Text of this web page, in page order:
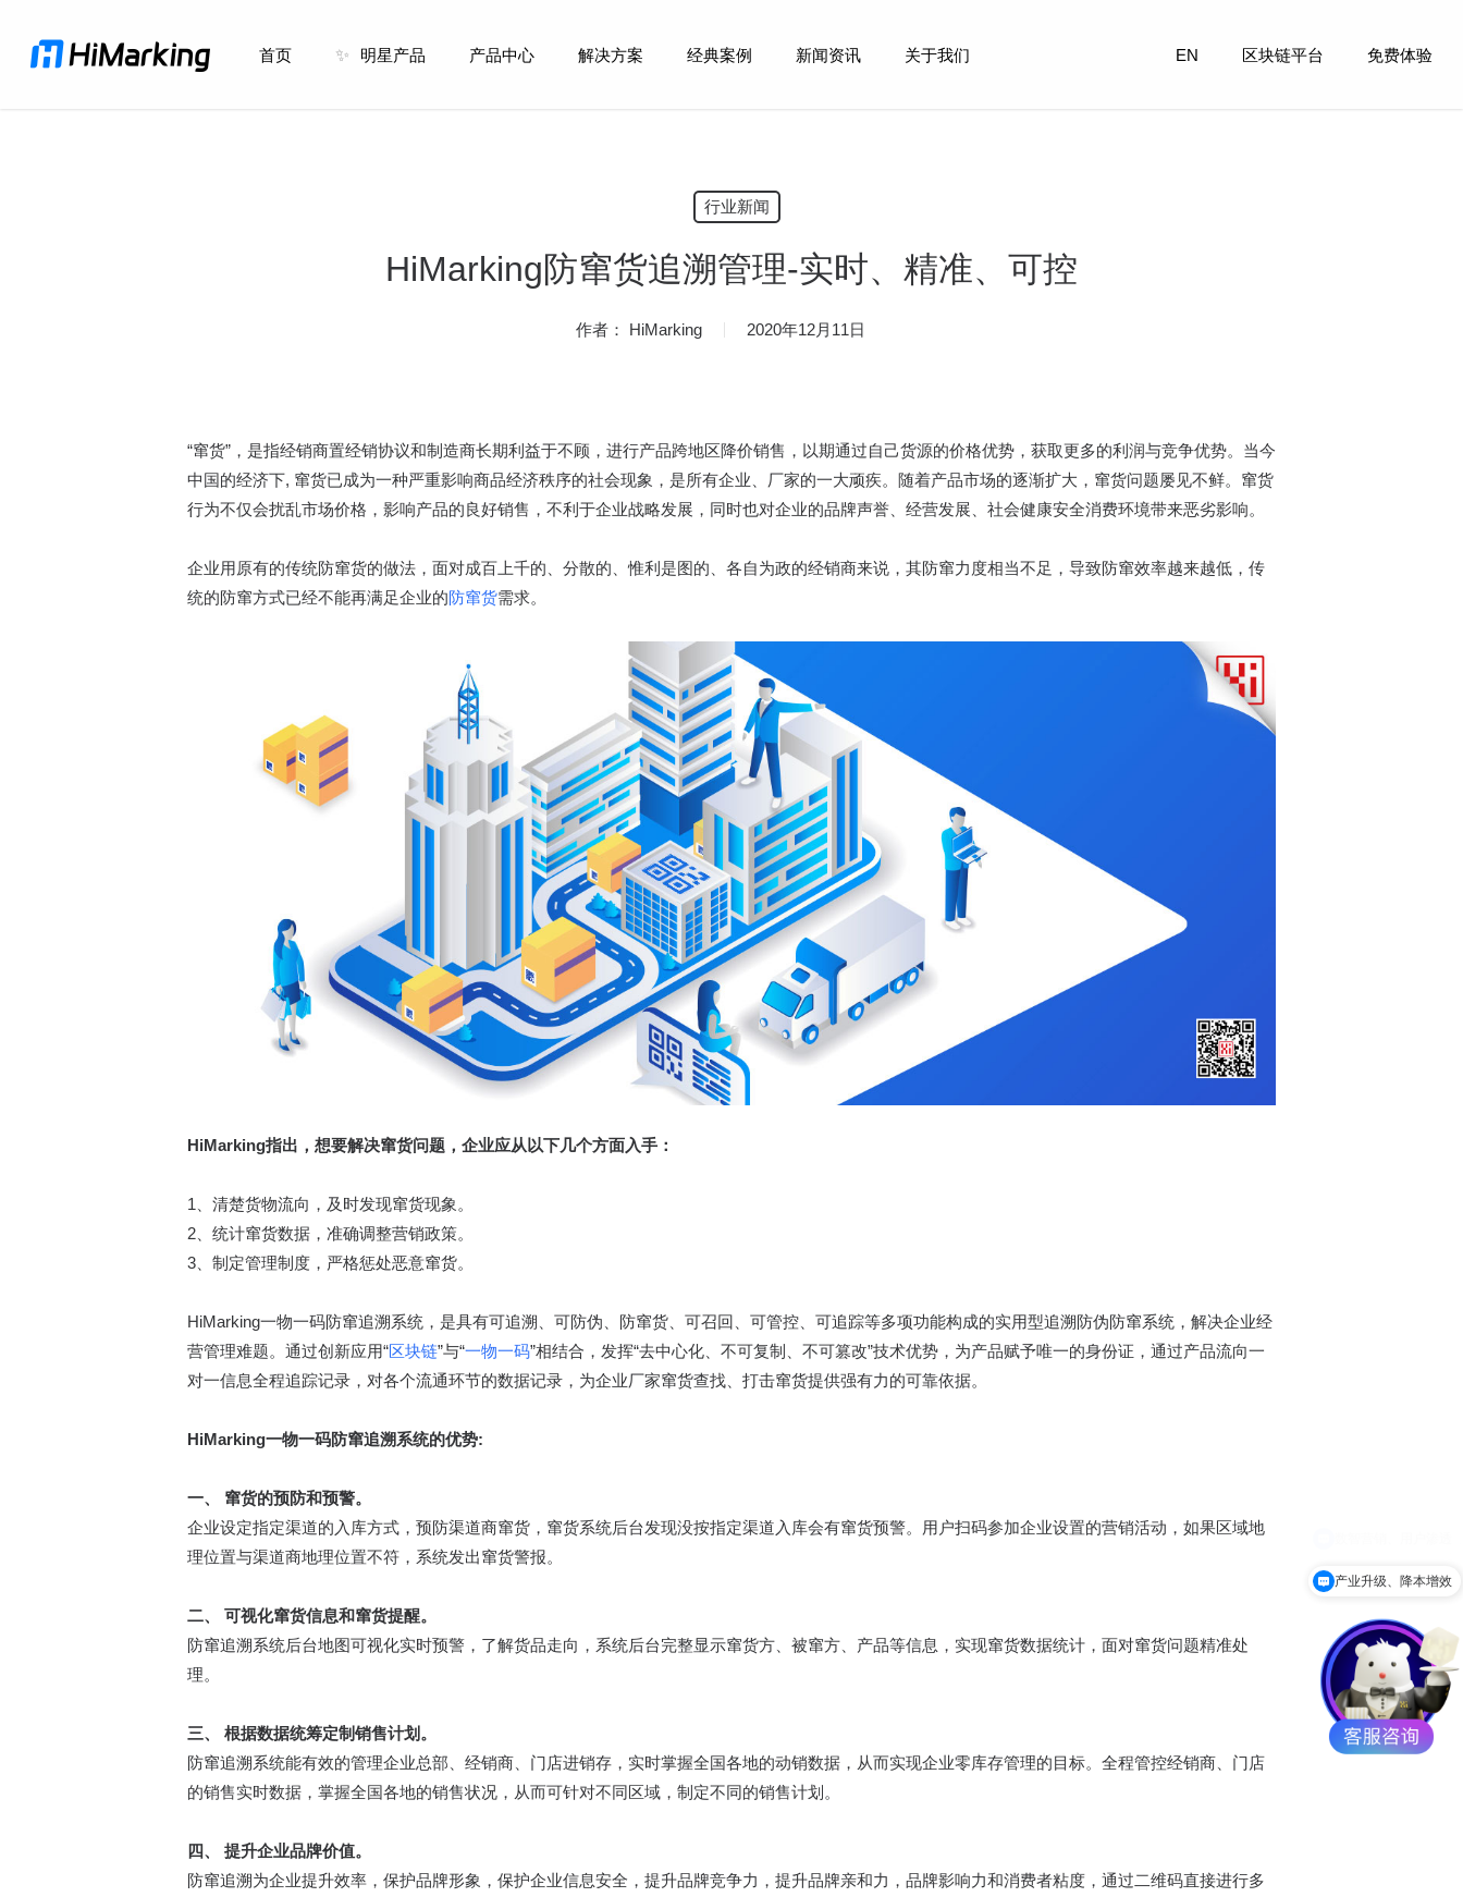
首页 ✨ 明星产品 产品中心 解决方案 经典案例 新闻资讯 关于我们 EN 区块链平台 免费体验
行业新闻
HiMarking防窜货追溯管理-实时、精准、可控
作者： HiMarking 2020年12月11日
“窜货”，是指经销商置经销协议和制造商长期利益于不顾，进行产品跨地区降价销售，以期通过自己货源的价格优势，获取更多的利润与竞争优势。当今
中国的经济下, 窜货已成为一种严重影响商品经济秩序的社会现象，是所有企业、厂家的一大顽疾。随着产品市场的逐渐扩大，窜货问题屡见不鲜。窜货
行为不仅会扰乱市场价格，影响产品的良好销售，不利于企业战略发展，同时也对企业的品牌声誉、经营发展、社会健康安全消费环境带来恶劣影响。
企业用原有的传统防窜货的做法，面对成百上千的、分散的、惟利是图的、各自为政的经销商来说，其防窜力度相当不足，导致防窜效率越来越低，传
统的防窜方式已经不能再满足企业的防窜货需求。
HiMarking指出，想要解决窜货问题，企业应从以下几个方面入手：
1、清楚货物流向，及时发现窜货现象。
2、统计窜货数据，准确调整营销政策。
3、制定管理制度，严格惩处恶意窜货。
HiMarking一物一码防窜追溯系统，是具有可追溯、可防伪、防窜货、可召回、可管控、可追踪等多项功能构成的实用型追溯防伪防窜系统，解决企业经
营管理难题。通过创新应用“区块链”与“一物一码”相结合，发挥“去中心化、不可复制、不可篡改”技术优势，为产品赋予唯一的身份证，通过产品流向一
对一信息全程追踪记录，对各个流通环节的数据记录，为企业厂家窜货查找、打击窜货提供强有力的可靠依据。
HiMarking一物一码防窜追溯系统的优势:
一、 窜货的预防和预警。
企业设定指定渠道的入库方式，预防渠道商窜货，窜货系统后台发现没按指定渠道入库会有窜货预警。用户扫码参加企业设置的营销活动，如果区域地
理位置与渠道商地理位置不符，系统发出窜货警报。
二、 可视化窜货信息和窜货提醒。
防窜追溯系统后台地图可视化实时预警，了解货品走向，系统后台完整显示窜货方、被窜方、产品等信息，实现窜货数据统计，面对窜货问题精准处
理。
三、 根据数据统筹定制销售计划。
防窜追溯系统能有效的管理企业总部、经销商、门店进销存，实时掌握全国各地的动销数据，从而实现企业零库存管理的目标。全程管控经销商、门店
的销售实时数据，掌握全国各地的销售状况，从而可针对不同区域，制定不同的销售计划。
四、 提升企业品牌价值。
防窜追溯为企业提升效率，保护品牌形象，保护企业信息安全，提升品牌竞争力，提升品牌亲和力，品牌影响力和消费者粘度，通过二维码直接进行多
产业升级、降本增效